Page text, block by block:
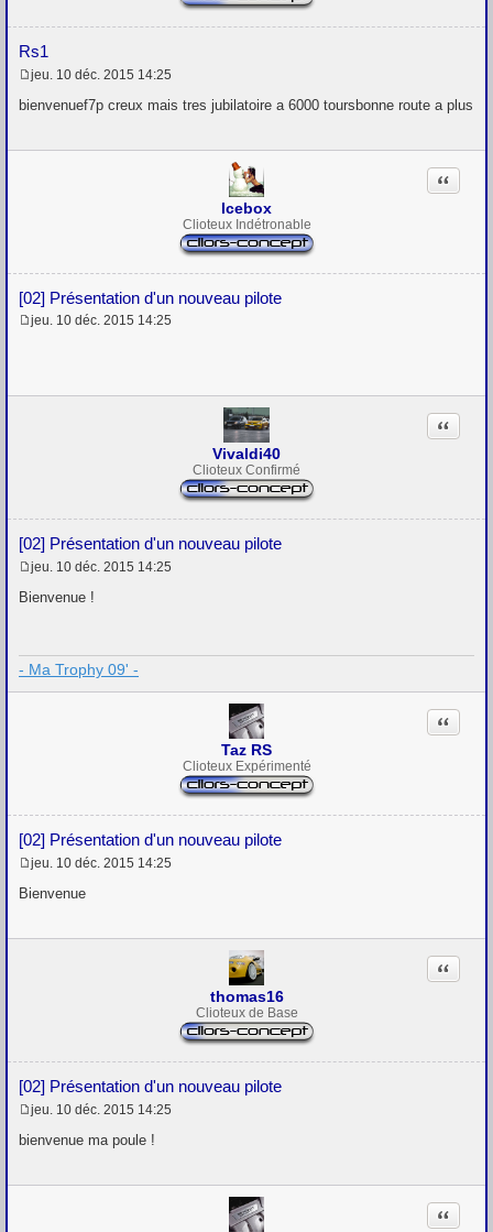
rs1
M
e
a
jeu. 10 déc. 2015 14:25
bienvenuef7p creux mais tres jubilatoire a 6000 toursbonne route a plus
Icebox
Clioteux Indétronable
[02] Présentation d'un nouveau pilote
Citation
a
jeu. 10 déc. 2015 14:25
Vivaldi40
Clioteux Confirmé
[02] Présentation d'un nouveau pilote
Citation
M
e
g
e
jeu. 10 déc. 2015 14:25
Bienvenue !
- Ma Trophy 09' -
Taz RS
Clioteux Expérimenté
[02] Présentation d'un nouveau pilote
Citation
M
e
a
jeu. 10 déc. 2015 14:25
Bienvenue
thomas16
Clioteux de Base
[02] Présentation d'un nouveau pilote
Citation
M
e
a
jeu. 10 déc. 2015 14:25
bienvenue ma poule !
Citation